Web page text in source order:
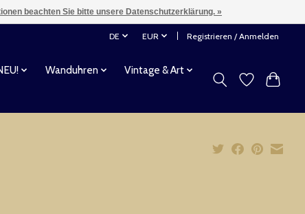
DE EUR Registrieren / Anmelden
Wanduhren
Vintage & Art
beachten Sie bitte unsere Datenschutzerklärung. »